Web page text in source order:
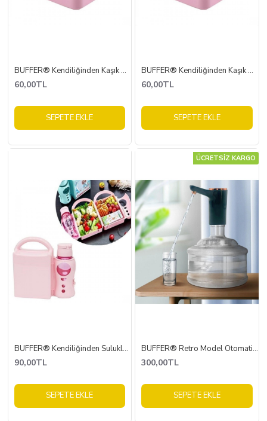
BUFFER® Kendiliğinden Kaşık Çatallı Beslenme Kutusu 4 Bölmeli Çocuk Beslenme Kabı Saklama Kutusu
60,00TL
SEPETE EKLE
BUFFER® Kendiliğinden Kaşık Çatallı Beslenme Kutusu 4 Bölmeli Çocuk Beslenme Kabı Saklama Kutusu
60,00TL
SEPETE EKLE
BUFFER® Kendiliğinden Suluklu Pratik Beslenme Çantası
90,00TL
SEPETE EKLE
ÜCRETSİZ KARGO
BUFFER® Retro Model Otomatik Damacana Pompası Aparatı Yeşil Renk Bakır Detaylı
300,00TL
SEPETE EKLE